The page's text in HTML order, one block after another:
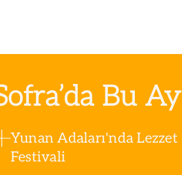
Bu Ay
Yunan Adaları'nda Lezzet
Festivali